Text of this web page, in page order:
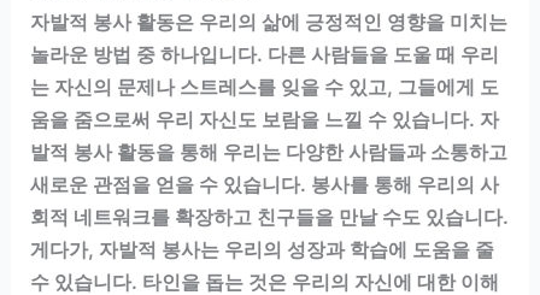
자발적 봉사 활동은 우리의 삶에 긍정적인 영향을 미치는
놀라운 방법 중 하나입니다. 다른 사람들을 도울 때 우리
는 자신의 문제나 스트레스를 잊을 수 있고, 그들에게 도
움을 줌으로써 우리 자신도 보람을 느낄 수 있습니다. 자
발적 봉사 활동을 통해 우리는 다양한 사람들과 소통하고
새로운 관점을 얻을 수 있습니다. 봉사를 통해 우리의 사
회적 네트워크를 확장하고 친구들을 만날 수도 있습니다.
게다가, 자발적 봉사는 우리의 성장과 학습에 도움을 줄
수 있습니다. 타인을 돕는 것은 우리의 자신에 대한 이해